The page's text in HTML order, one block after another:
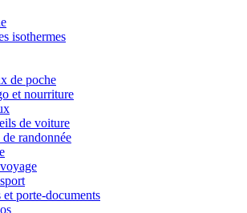
isothermes
de poche
et nourriture
de voiture
randonnée
et porte-documents